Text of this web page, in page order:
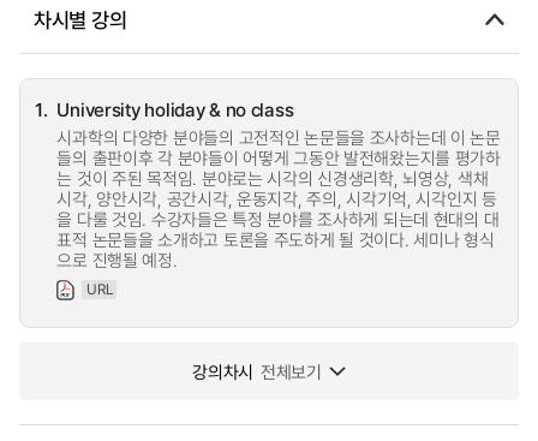
차시별 강의
1. University holiday & no class
시과학의 다양한 분야들의 고전적인 논문들을 조사하는데 이 논문
들의 출판이후 각 분야들이 어떻게 그동안 발전해왔는지를 평가하
는 것이 주된 목적임. 분야로는 시각의 신경생리학, 뇌영상, 색채
시각, 양안시각, 공간시각, 운동지각, 주의, 시각기억, 시각인지 등
을 다룰 것임. 수강자들은 특정 분야를 조사하게 되는데 현대의 대
표적 논문들을 소개하고 토론을 주도하게 될 것이다. 세미나 형식
으로 진행될 예정.
URL
강의차시 전체보기